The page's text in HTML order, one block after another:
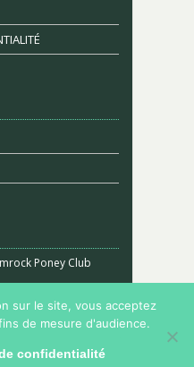
Poney Club
sur le site, vous acceptez
de mesure d'audience.
confidentialité